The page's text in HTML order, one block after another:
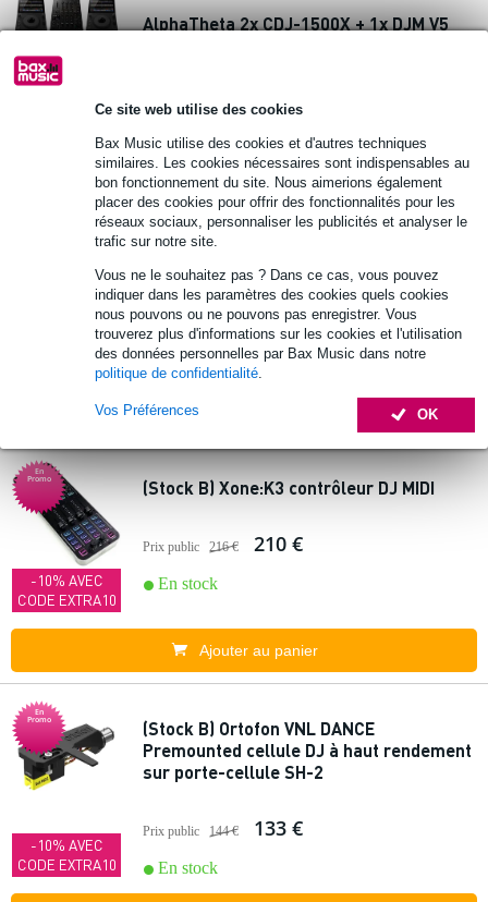
Ce site web utilise des cookies
Bax Music utilise des cookies et d'autres techniques
similaires. Les cookies nécessaires sont indispensables au
bon fonctionnement du site. Nous aimerions également
placer des cookies pour offrir des fonctionnalités pour les
réseaux sociaux, personnaliser les publicités et analyser le
trafic sur notre site.
Vous ne le souhaitez pas ? Dans ce cas, vous pouvez
indiquer dans les paramètres des cookies quels cookies
nous pouvons ou ne pouvons pas enregistrer. Vous
trouverez plus d'informations sur les cookies et l'utilisation
des données personnelles par Bax Music dans notre
politique de confidentialité
OK
Vos Préférences
🔥HOT & NEW
AlphaTheta 2x CDJ-1500X + 1x DJM V5
Prix public 5 347 € 5 213 €
En stock
Ajouter au panier
🔥HOT & NEW
Ortofon SH-2 Black porte-cellule
Prix public 28 € 23,90 €
En stock
En
Promo
-10% AVEC
CODE EXTRA10
(Stock B) Xone:K3 contrôleur DJ MIDI
Prix public 216 € 210 €
En stock
Ajouter au panier
En
Promo
-10% AVEC
CODE EXTRA10
(Stock B) Ortofon VNL DANCE
Premounted cellule DJ à haut rendement
sur porte-cellule SH-2
Prix public 144 € 133 €
En stock